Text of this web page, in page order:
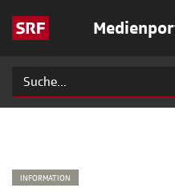
INFORMATION